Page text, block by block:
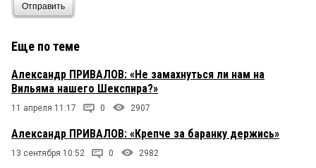
Отправить
Еще по теме
Александр ПРИВАЛОВ: «Не замахнуться ли нам на
Вильяма нашего Шекспира?»
11 апреля 11:17 0 2907
Александр ПРИВАЛОВ: «Крепче за баранку держись»
13 сентября 10:52 0 2982